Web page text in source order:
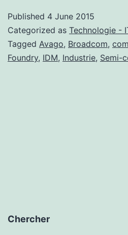
Published 4 June 2015
Categorized as Technologie -
Tagged Avago, Broadcom,
Foundry, IDM, Industrie, Semi-
Chercher